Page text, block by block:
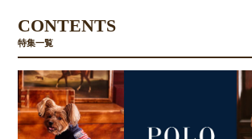
CONTENTS
特集一覧